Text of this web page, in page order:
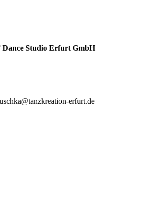
Studio Erfurt GmbH
erfurt.de